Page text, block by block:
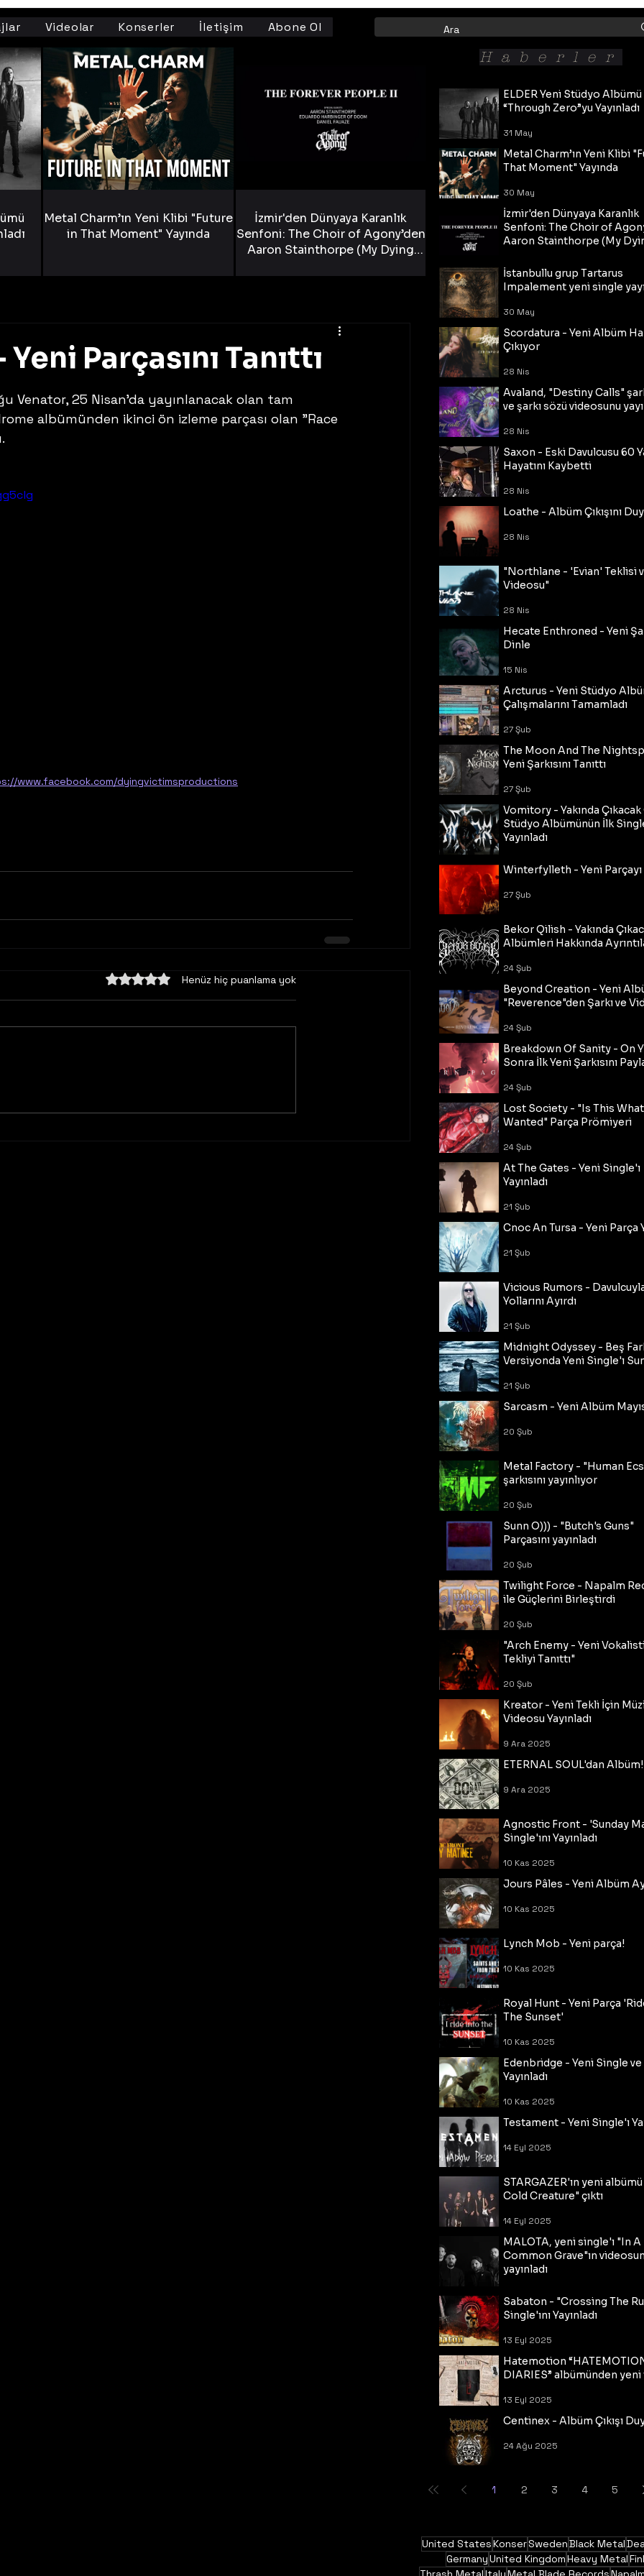
Videolar Konserler İletişim Abone Ol
Parçasını Tanıttı
Venator, 25 Nisan'da yayınlanacak olan tam
albümünden ikinci ön izleme parçası olan "Race
www.facebook.com/dyingvictimsproductions
5 üzerinden 0 yıldızHenüz hiç puanlama yok
Metal Charm’ın Yeni Klibi "Future
in That Moment" Yayında
İzmir'den Dünyaya Karanlık
Senfoni: The Choir of Agony’den
Aaron Stainthorpe (My Dying
ELDER Yeni Stüdyo Albümü
“Through Zero”yu Yayınladı
31 May
Metal Charm’ın Yeni Klibi
That Moment" Yayında
30 May
İzmir'den Dünyaya Karanlık
Senfoni: The Choir of
Aaron Stainthorpe (My
Tekli!
30 May
İstanbullu grup Tartarus
Impalement yeni single
30 May
Scordatura - Yeni Albüm
Çıkıyor
28 Nis
Avaland, "Destiny Calls"
ve şarkı sözü videosunu
28 Nis
Saxon - Eski Davulcusu 60
Hayatını Kaybetti
28 Nis
Loathe - Albüm Çıkışını
28 Nis
"Northlane - 'Evian' Teklisi
Videosu"
28 Nis
Hecate Enthroned - Yeni
Dinle
15 Nis
Arcturus - Yeni Stüdyo
Çalışmalarını Tamamladı
27 Şub
The Moon And The
Yeni Şarkısını Tanıttı
27 Şub
Vomitory - Yakında
Stüdyo Albümünün İlk
Yayınladı
Winterfylleth - Yeni Parçayı
27 Şub
Bekor Qilish - Yakında
Albümleri Hakkında
24 Şub
Beyond Creation - Yeni
"Reverence"den Şarkı ve
24 Şub
Breakdown Of Sanity - On
Sonra İlk Yeni Şarkısını
24 Şub
Lost Society - "Is This
Wanted" Parça Prömiyeri
24 Şub
At The Gates - Yeni Single'ı
Yayınladı
21 Şub
Cnoc An Tursa - Yeni Parça
21 Şub
Vicious Rumors -
Yollarını Ayırdı
21 Şub
Midnight Odyssey - Beş
Versiyonda Yeni Single'ı
21 Şub
Sarcasm - Yeni Albüm
20 Şub
Metal Factory - "Human
şarkısını yayınlıyor
20 Şub
Sunn O))) - "Butch's Guns"
Parçasını yayınladı
20 Şub
Twilight Force - Napalm
ile Güçlerini Birleştirdi
20 Şub
"Arch Enemy - Yeni
Tekliyi Tanıttı"
20 Şub
Kreator - Yeni Tekli İçin
Videosu Yayınladı
9 Ara 2025
ETERNAL SOUL'dan Albüm!
9 Ara 2025
Agnostic Front - 'Sunday
Single'ını Yayınladı
10 Kas 2025
Jours Pâles - Yeni Albüm
10 Kas 2025
Lynch Mob - Yeni parça!
10 Kas 2025
Royal Hunt - Yeni Parça
The Sunset'
10 Kas 2025
Edenbridge - Yeni Single
Yayınladı
10 Kas 2025
Testament - Yeni Single'ı
14 Eyl 2025
STARGAZER'ın yeni
Cold Creature" çıktı
14 Eyl 2025
MALOTA, yeni single'ı "In A
Common Grave"ın
yayınladı
Sabaton - "Crossing The
Single'ını Yayınladı
13 Eyl 2025
Hatemotion
DIARIES” albümünden
13 Eyl 2025
Centinex - Albüm Çıkışı
24 Ağu 2025
1 2 3 4 5
United StatesKonserSwedenBlack Metal
GermanyUnited KingdomHeavy Metal
Haberler